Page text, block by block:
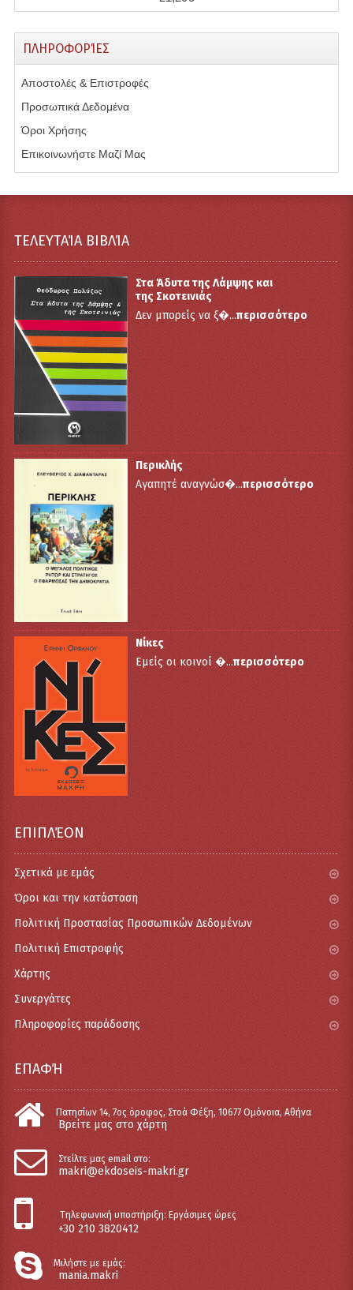
ΠΛΗΡΟΦΟΡΊΕΣ
Αποστολές & Επιστροφές
Προσωπικά Δεδομένα
Όροι Χρήσης
Επικοινωνήστε Μαζί Μας
ΤΕΛΕΥΤΑΊΑ ΒΙΒΛΊΑ
Στα Άδυτα της Λάμψης και
της Σκοτεινιάς
Δεν μπορείς να ξ�...περισσότερο
Περικλής
Αγαπητέ αναγνώσ�...περισσότερο
Νίκες
Εμείς οι κοινοί �...περισσότερο
ΕΠΙΠΛΈΟΝ
Σχετικά με εμάς
Όροι και την κατάσταση
Πολιτική Προστασίας Προσωπικών Δεδομένων
Πολιτική Επιστροφής
Χάρτης
Συνεργάτες
Πληροφορίες παράδοσης
ΕΠΑΦΉ
Πατησίων 14, 7ος όροφος, Στοά Φέξη, 10677 Ομόνοια, Αθήνα
Βρείτε μας στο χάρτη
Στείλτε μας email στο:
makri@ekdoseis-makri.gr
Tηλεφωνική υποστήριξη: Εργάσιμες ώρες
+30 210 3820412
Μιλήστε με εμάς:
mania.makri